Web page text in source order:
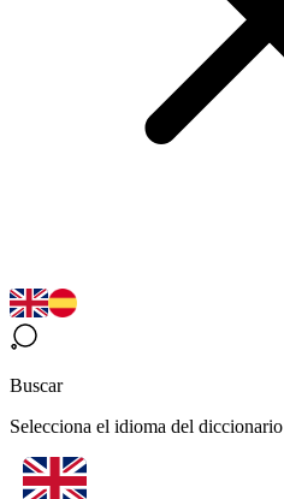
Buscar
Selecciona el idioma del diccionario